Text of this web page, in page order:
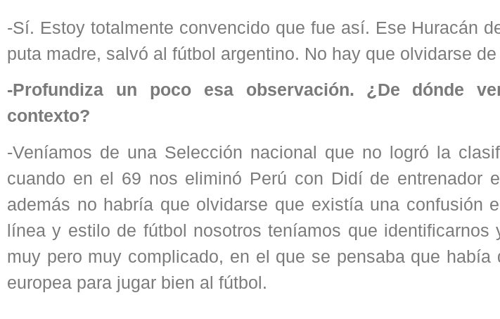
-Sí. Estoy totalmente convencido que fue así. Ese Huracán
puta madre, salvó al fútbol argentino. No hay que olvidarse
-Profundiza un poco esa observación. ¿De dónde
contexto?
-Veníamos de una Selección nacional que no logró la
cuando en el 69 nos eliminó Perú con Didí de entrenador
además no habría que olvidarse que existía una confusión
línea y estilo de fútbol nosotros teníamos que identificarnos
muy pero muy complicado, en el que se pensaba que había
europea para jugar bien al fútbol.